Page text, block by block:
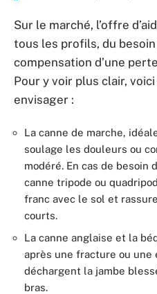
Sur le marché, l’offre
tous les profils, du
compensation d’une
Pour y voir plus clair,
envisager :
La canne de marche,
soulage les douleurs ou
modéré. En cas de besoin
canne tripode ou
franc avec le sol et
courts.
La canne anglaise et la
après une fracture ou une
déchargent la jambe
bras.